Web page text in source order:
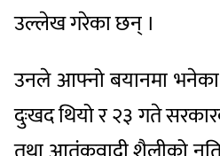
उल्लेख गरेका छन् ।
उनले आफ्नो बयानमा
दुःखद थियो र २३ गते